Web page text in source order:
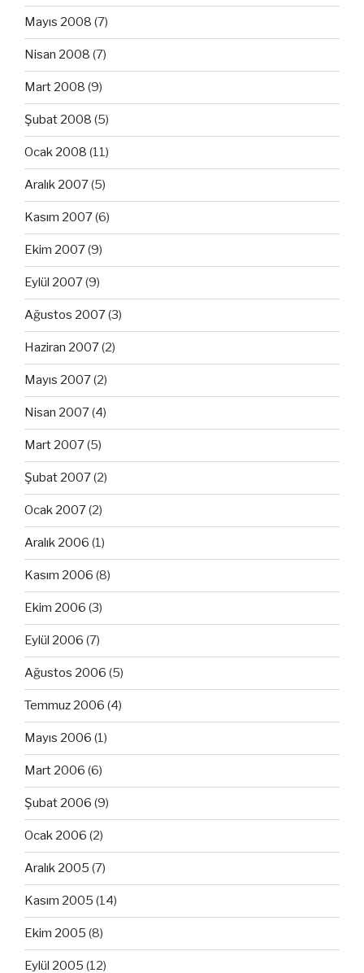
Mayıs 2008 (7)
Nisan 2008 (7)
Mart 2008 (9)
Şubat 2008 (5)
Ocak 2008 (11)
Aralık 2007(5)
Kasım 2007(6)
Ekim 2007(9)
Eylül 2007(9)
Ağustos 2007(3)
Haziran 2007(2)
Mayıs 2007(2)
Nisan 2007(4)
Mart 2007(5)
Şubat 2007(2)
Ocak 2007(2)
Aralık 2006 (1)
Kasım 2006 (8)
Ekim 2006 (3)
Eylül 2006 (7)
Ağustos 2006 (5)
Temmuz 2006 (4)
Mayıs 2006 (1)
Mart 2006 (6)
Şubat 2006 (9)
Ocak 2006 (2)
Aralık 2005 (7)
Kasım 2005 (14)
Ekim 2005 (8)
Eylül 2005 (12)